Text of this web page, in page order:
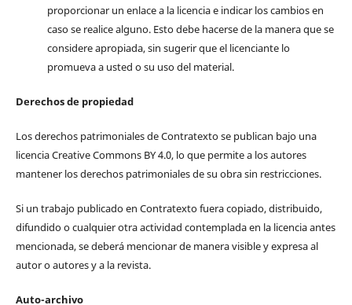
proporcionar un enlace a la licencia e indicar los cambios en
caso se realice alguno. Esto debe hacerse de la manera que se
considere apropiada, sin sugerir que el licenciante lo
promueva a usted o su uso del material.
Derechos de propiedad
Los derechos patrimoniales de Contratexto se publican bajo una
licencia Creative Commons BY 4.0, lo que permite a los autores
mantener los derechos patrimoniales de su obra sin restricciones.
Si un trabajo publicado en Contratexto fuera copiado, distribuido,
difundido o cualquier otra actividad contemplada en la licencia antes
mencionada, se deberá mencionar de manera visible y expresa al
autor o autores y a la revista.
Auto-archivo